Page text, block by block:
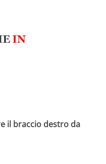
il braccio destro da